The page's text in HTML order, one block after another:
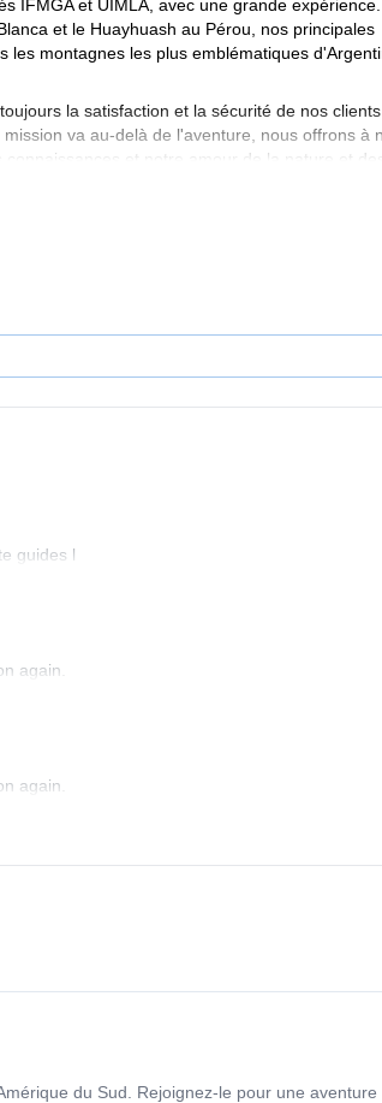
IFMGA et UIMLA, avec une grande expérience.
et le Huayhuash au Pérou, nos principales
les montagnes les plus emblématiques
la satisfaction et la sécurité de nos
va au-delà de l'aventure, nous offrons à
et notre amour de la nature et
guides l
again.
again.
du Sud. Rejoignez-le pour une